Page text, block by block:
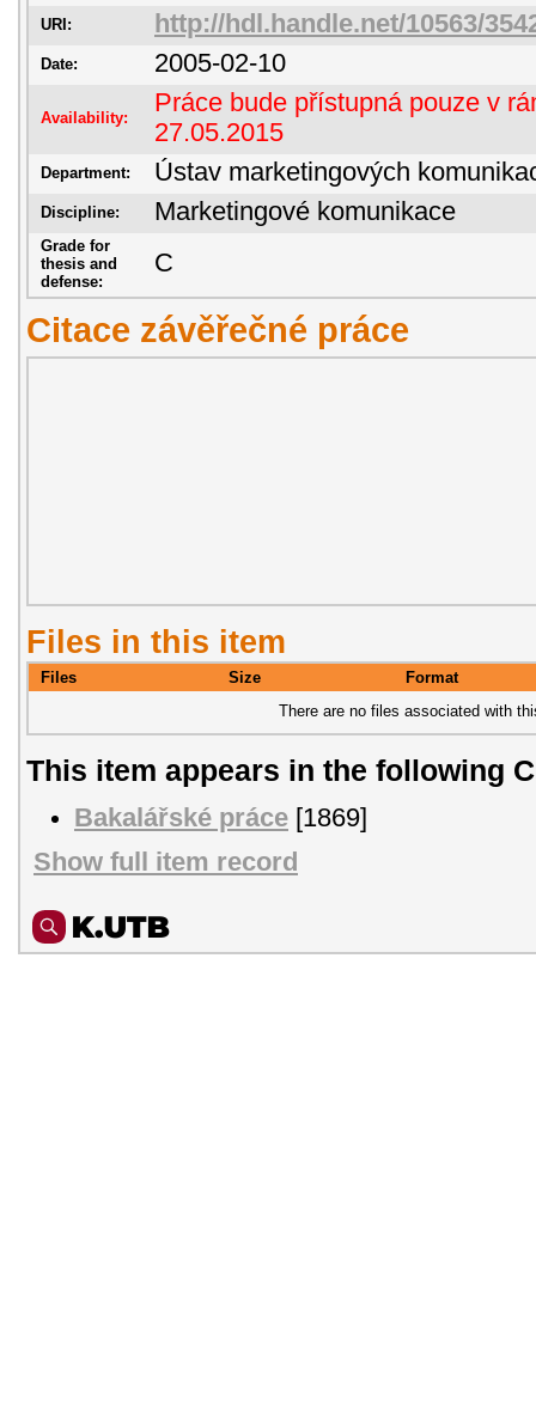
URI: http://hdl.handle.net/10563/
Date: 2005-02-10
Availability:
Práce bude přístupná pouze v
27.05.2015
Department: Ústav marketingových
Discipline: Marketingové komunikace
Grade for
thesis and
defense:
C
Citace závěřečné práce
Files in this item
Files Size
Format
There are no files associated with
This item appears in the following
Bakalářské práce [1869]
Show full item record